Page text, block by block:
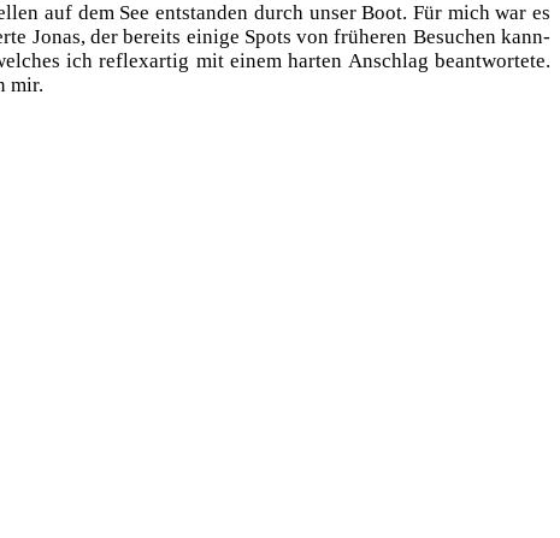
auf dem See ent­stan­den durch unser Boot. Für mich war es
Jonas, der bereits eini­ge Spots von frü­he­ren Besu­chen kann­
ich reflex­ar­tig mit einem har­ten Anschlag beant­wor­te­te.
mir.